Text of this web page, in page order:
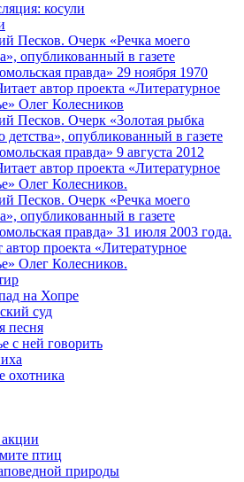
косули
Песков. Очерк «Речка моего
опубликованный в газете
правда» 29 ноября 1970
автор проекта «Литературное
Олег Колесников
Песков. Очерк «Золотая рыбка
детства», опубликованный в газете
правда» 9 августа 2012
автор проекта «Литературное
Олег Колесников.
Песков. Очерк «Речка моего
опубликованный в газете
правда» 31 июля 2003 года.
автор проекта «Литературное
Олег Колесников.
на Хопре
суд
песня
с ней говорить
охотника
птиц
природы